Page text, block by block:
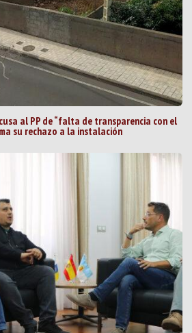
al PP de “falta de transparencia con el
su rechazo a la instalación